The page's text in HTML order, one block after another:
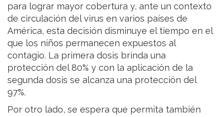
para lograr mayor cobertura y, ante un contexto
de circulación del virus en varios países de
América, esta decisión disminuye el tiempo en el
que los niños permanecen expuestos al
contagio. La primera dosis brinda una
protección del 80% y con la aplicación de la
segunda dosis se alcanza una protección del
97%.
Por otro lado, se espera que permita también